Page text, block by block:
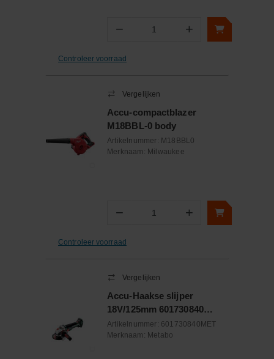
− Aantal +
Controleer voorraad
Vergelijken
Accu-compactblazer
M18BBL-0 body
Artikelnummer: M18BBL0
Merknaam: Milwaukee
− Aantal +
Controleer voorraad
Vergelijken
Accu-Haakse slijper
18V/125mm 601730840
Metabo
Artikelnummer: 601730840MET
Merknaam: Metabo